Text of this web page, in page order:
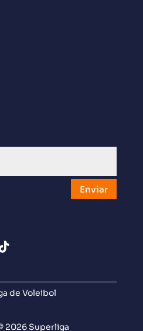
Enviar
de Voleibol
2026 Superliga